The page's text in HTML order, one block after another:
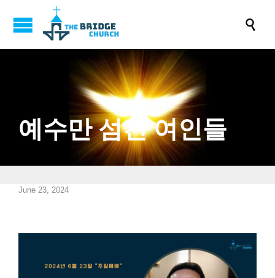

예수만 섬긴 여인들
June 23, 2024